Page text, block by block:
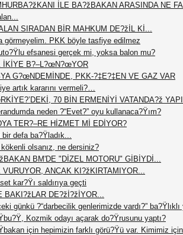
İLE BA?žBAKAN ARASINDA NE
SIRADAN BİR MAHKUM DE?žİL Kİ...
görmeyelim. PKK böyle tasfiye edilmez
efsanesi gerçek mi, yoksa balon mu?
İKİYE B?–L?œN?œYOR
G?œNDEMİNDE, PKK-?‡E?‡EN VE GAZ VAR
artık kararını vermeli?…
70 BİN ERMENİYİ VATANDA?ž
neden ?“Evet?” oyu kullanaca?Ÿım?
TER?–RE HİZMET Mİ EDİYOR?
bir defa ba?Ÿladık...
kökenli olsanız, ne dersiniz?
BM'DE "DİZEL MOTORU" GİBİYDİ...
VURUYOR, ANCAK KI?žKIRTAMIYOR...
kar?Ÿı saldırıya geçti
BAKI?žLAR DE?žİ?žİYOR...
günkü ?“darbecilik genlerimizde vardı?”
Kozmik odayı açarak do?Ÿrusunu yaptı?
için hepimizin farklı görü?Ÿü var. Kimimiz